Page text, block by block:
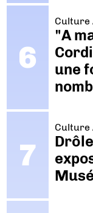
Culture
"A
une
Culture